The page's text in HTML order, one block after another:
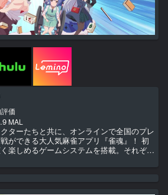
価
MAL
ターたちと共に、オンラインで全国のプレ
ができる大人気麻雀アプリ『雀魂』！ 初
楽しめるゲームシステムを搭載。それぞれ
。 そんな『雀魂』のキャラクターたち